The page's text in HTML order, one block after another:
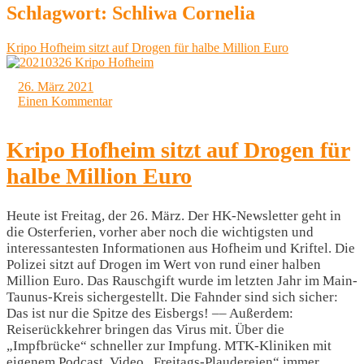
Schlagwort: Schliwa Cornelia
Kripo Hofheim sitzt auf Drogen für halbe Million Euro
26. März 2021
Einen Kommentar
Kripo Hofheim sitzt auf Drogen für
halbe Million Euro
Heute ist Freitag, der 26. März. Der HK-Newsletter geht in
die Osterferien, vorher aber noch die wichtigsten und
interessantesten Informationen aus Hofheim und Kriftel. Die
Polizei sitzt auf Drogen im Wert von rund einer halben
Million Euro. Das Rauschgift wurde im letzten Jahr im Main-
Taunus-Kreis sichergestellt. Die Fahnder sind sich sicher:
Das ist nur die Spitze des Eisbergs! –– Außerdem:
Reiserückkehrer bringen das Virus mit. Über die
„Impfbrücke“ schneller zur Impfung. MTK-Kliniken mit